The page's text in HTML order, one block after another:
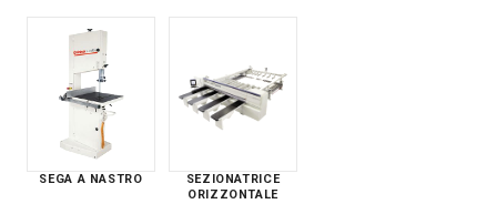
SEGA A NASTRO
SEZIONATRICE
ORIZZONTALE